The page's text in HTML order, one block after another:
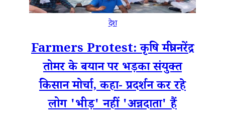
देश
Farmers Protest: कृषि मंत्री नरेंद्र
तोमर के बयान पर भड़का संयुक्त
किसान मोर्चा, कहा- प्रदर्शन कर रहे
लोग 'भीड़' नहीं 'अन्नदाता' हैं